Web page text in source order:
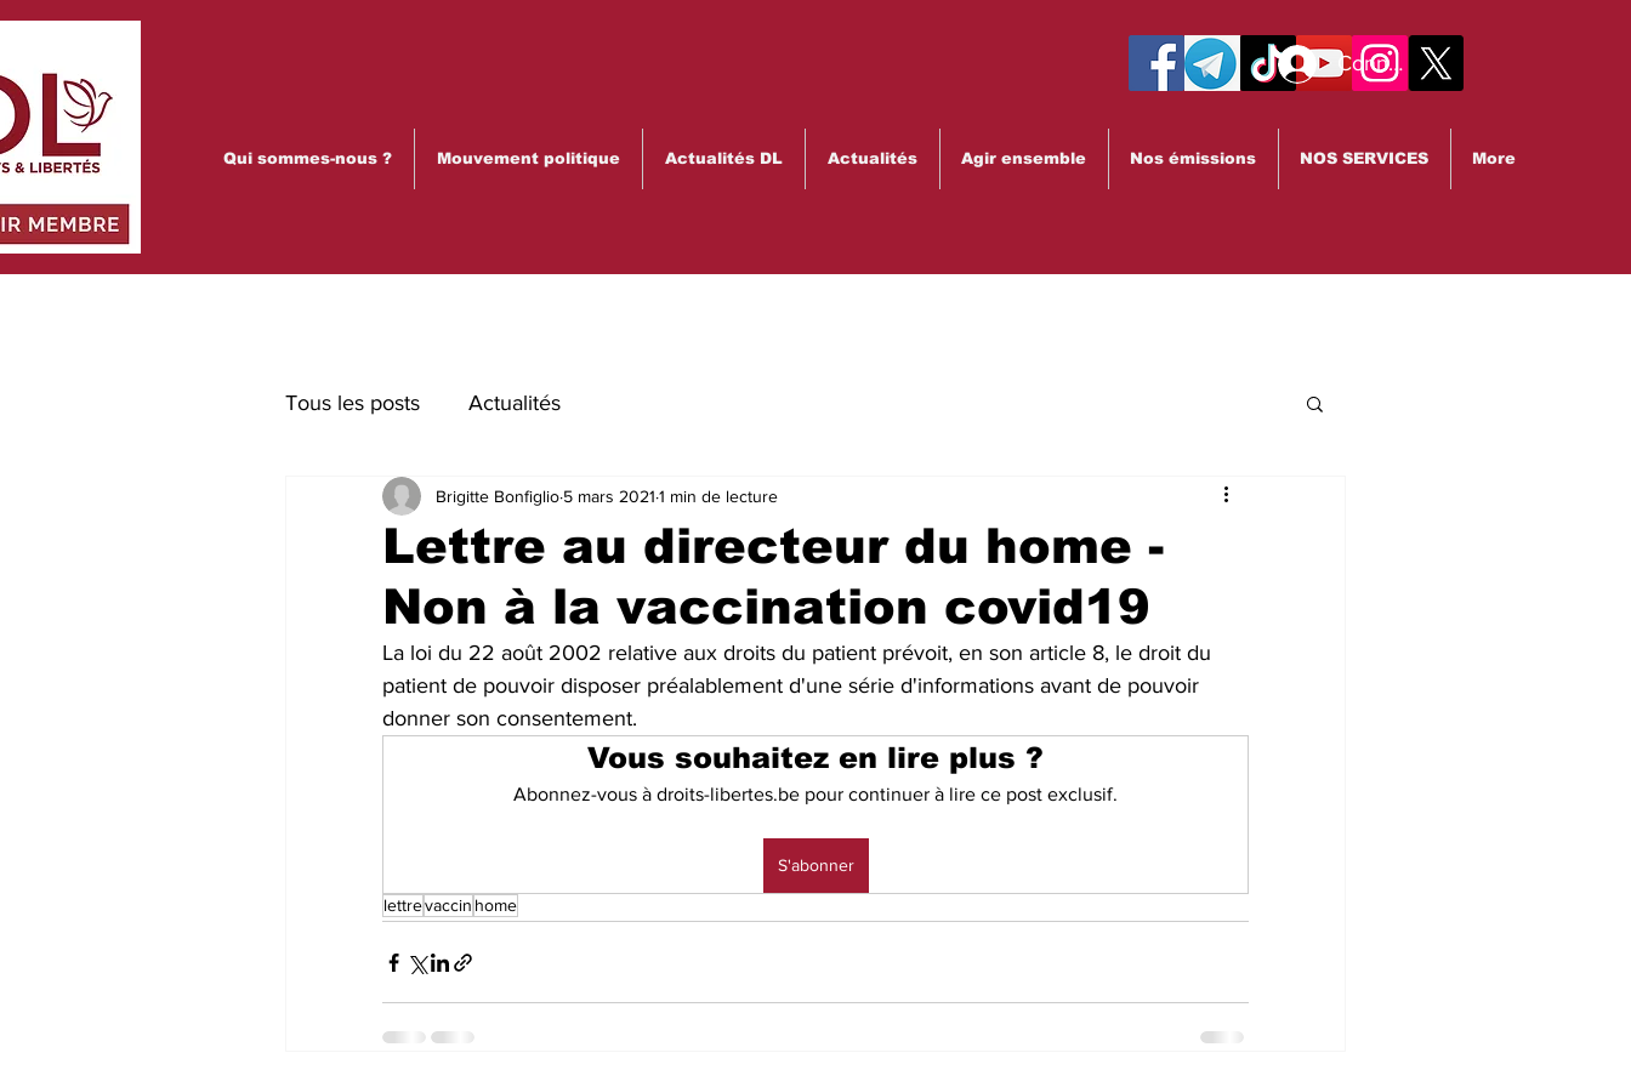
Qui sommes-nous ? Mouvement politique Actualités DL Actualités Agir ensemble Nos émissions NOS SERVICES More
Connexion
Tous les posts Actualités
Lettre au directeur du home -
Non à la vaccination covid19
Brigitte Bonfiglio 5 mars 2021 1 min de lecture
La loi du 22 août 2002 relative aux droits du patient prévoit, en son article 8, le droit du
patient de pouvoir disposer préalablement d'une série d'informations avant de pouvoir
donner son consentement.
Vous souhaitez en lire plus ?
Abonnez-vous à droits-libertes.be pour continuer à lire ce post exclusif.
S'abonner
lettrevaccin home